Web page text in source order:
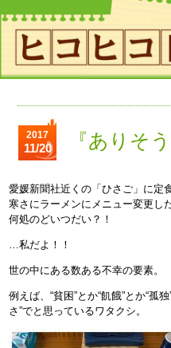
2017
11/20 『ありそ
愛媛新聞社近くの「ひさご」に定
寒さにラーメンにメニュー変更し
何処のどいつだい？！
…私だよ！！
世の中にある数ある不幸の要素。
例えば、“貧困”とか“飢餓”とか“孤
さ”でと思っているワタクシ。